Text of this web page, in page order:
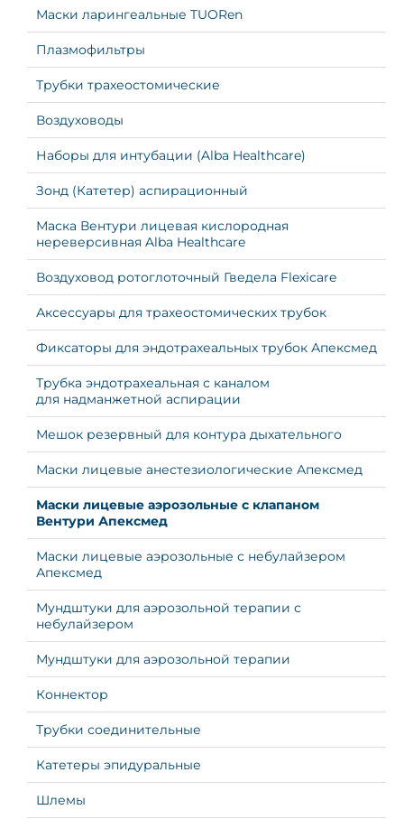
Маски ларингеальные TUORen
Плазмофильтры
Трубки трахеостомические
Воздуховоды
Наборы для интубации (Alba Healthcare)
Зонд (Катетер) аспирационный
Маска Вентури лицевая кислородная
нереверсивная Alba Healthcare
Воздуховод ротоглоточный Гведела Flexicare
Аксессуары для трахеостомических трубок
Фиксаторы для эндотрахеальных трубок Апексмед
Трубка эндотрахеальная с каналом
для надманжетной аспирации
Мешок резервный для контура дыхательного
Маски лицевые анестезиологические Апексмед
Маски лицевые аэрозольные с клапаном
Вентури Апексмед
Маски лицевые аэрозольные с небулайзером
Апексмед
Мундштуки для аэрозольной терапии с
небулайзером
Мундштуки для аэрозольной терапии
Коннектор
Трубки соединительные
Катетеры эпидуральные
Шлемы